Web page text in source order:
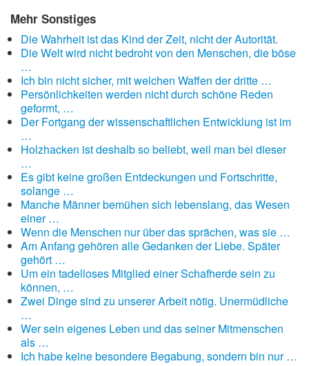
Mehr Sonstiges
Die Wahrheit ist das Kind der Zeit, nicht der Autorität.
Die Welt wird nicht bedroht von den Menschen, die böse
…
Ich bin nicht sicher, mit welchen Waffen der dritte …
Persönlichkeiten werden nicht durch schöne Reden
geformt, …
Der Fortgang der wissenschaftlichen Entwicklung ist im
…
Holzhacken ist deshalb so beliebt, weil man bei dieser
…
Es gibt keine großen Entdeckungen und Fortschritte,
solange …
Manche Männer bemühen sich lebenslang, das Wesen
einer …
Wenn die Menschen nur über das sprächen, was sie …
Am Anfang gehören alle Gedanken der Liebe. Später
gehört …
Um ein tadelloses Mitglied einer Schafherde sein zu
können, …
Zwei Dinge sind zu unserer Arbeit nötig. Unermüdliche
…
Wer sein eigenes Leben und das seiner Mitmenschen
als …
Ich habe keine besondere Begabung, sondern bin nur …